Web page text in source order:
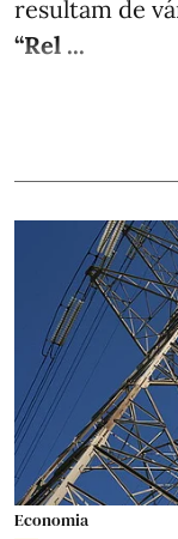
resultam de
“Rel ...
Economia